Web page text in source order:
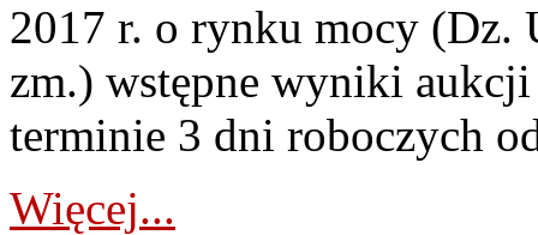
2017 r. o rynku mocy (Dz.
zm.) wstępne wyniki
terminie 3 dni roboczych
Więcej...